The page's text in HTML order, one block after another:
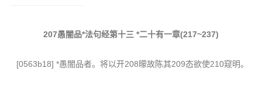
戒幢春秋
207愚闇品*法句经第十三 *二十有一章(217~237)
[0563b18] *愚闇品者。将以开208曚故陈其209态欲使210窥明。